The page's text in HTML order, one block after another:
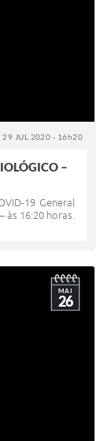
29 JUL 2020 - 16h20
–
19 General
16:20 horas.
MAI
26